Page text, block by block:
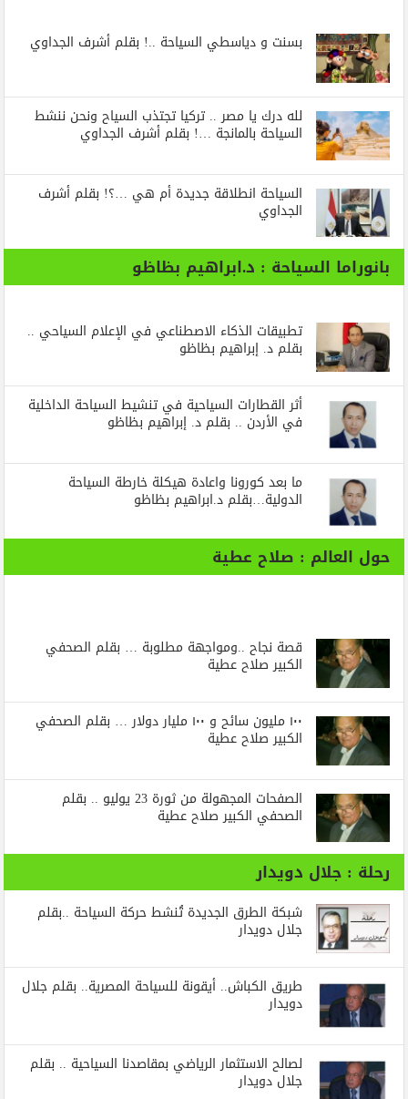
بسنت و دياسطي السياحة ..! بقلم أشرف الجداوي
لله درك يا مصر .. تركيا تجتذب السياح ونحن ننشط
السياحة بالمانجة …! بقلم أشرف الجداوي
السياحة انطلاقة جديدة أم هي …؟! بقلم أشرف
الجداوي
بانوراما السياحة : د.ابراهيم بظاظو
تطبيقات الذكاء الاصطناعي في الإعلام السياحي ..
بقلم د. إبراهيم بظاظو
أثر القطارات السياحية في تنشيط السياحة الداخلية
في الأردن .. بقلم د. إبراهيم بظاظو
ما بعد كورونا واعادة هيكلة خارطة السياحة
الدولية…بقلم د.ابراهيم بظاظو
حول العالم : صلاح عطية
قصة نجاح ..ومواجهة مطلوبة … بقلم الصحفي
الكبير صلاح عطية
١٠٠ مليون سائح و ١٠٠ مليار دولار … بقلم الصحفي
الكبير صلاح عطية
الصفحات المجهولة من ثورة 23 يوليو .. بقلم
الصحفي الكبير صلاح عطية
رحلة : جلال دويدار
شبكة الطرق الجديدة تُنشط حركة السياحة ..بقلم
جلال دويدار
طريق الكباش.. أيقونة للسياحة المصرية.. بقلم جلال
دويدار
لصالح الاستثمار الرياضي بمقاصدنا السياحية .. بقلم
جلال دويدار